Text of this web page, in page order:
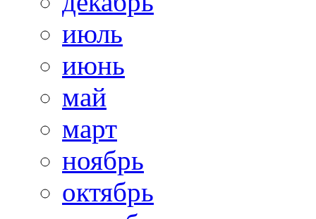
июль
июнь
май
март
ноябрь
октябрь